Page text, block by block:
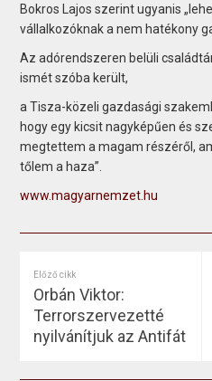
Bokros Lajos szerint ugyanis
vállalkozóknak a nem hatékony
Az adórendszeren belüli
ismét szóba került,
a Tisza-közeli gazdasági
hogy egy kicsit nagyképűen és
megtettem a magam részéről,
tőlem a haza”.
www.magyarnemzet.hu
Előző cikk
Orbán Viktor:
Terrorszervezetté
nyilvánítjuk az Antifát